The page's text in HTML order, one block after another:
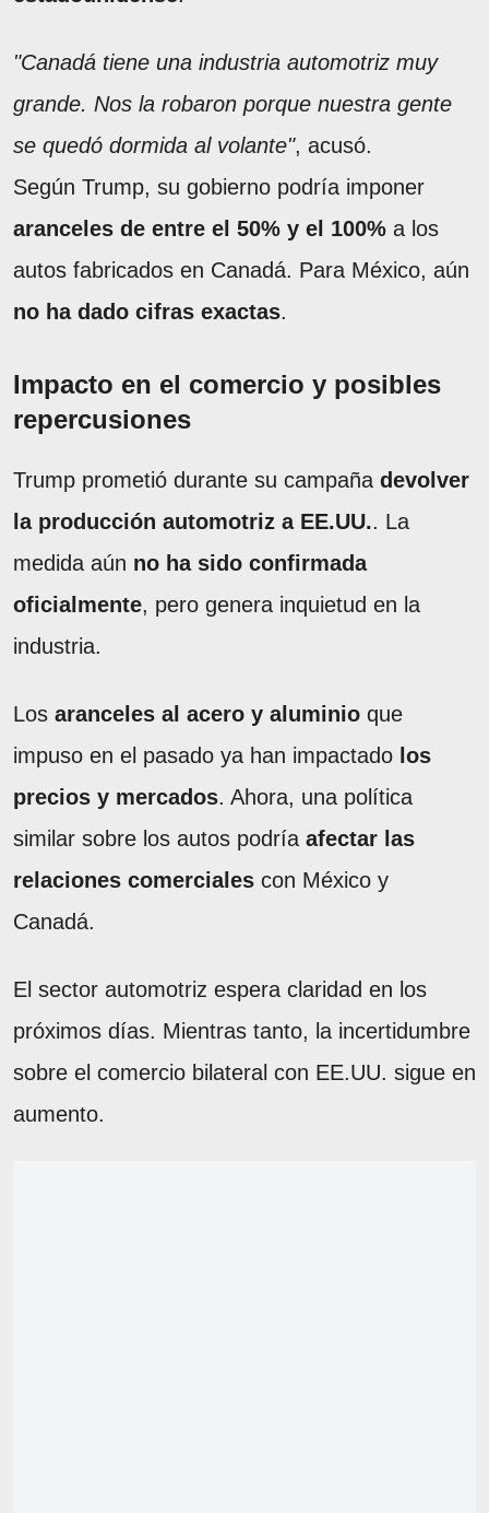
"Canadá tiene una industria automotriz muy
grande. Nos la robaron porque nuestra gente
se quedó dormida al volante", acusó.
Según Trump, su gobierno podría imponer
aranceles de entre el 50% y el 100% a los
autos fabricados en Canadá. Para México, aún
no ha dado cifras exactas.
Impacto en el comercio y posibles
repercusiones
Trump prometió durante su campaña devolver
la producción automotriz a EE.UU.. La
medida aún no ha sido confirmada
oficialmente, pero genera inquietud en la
industria.
Los aranceles al acero y aluminio que
impuso en el pasado ya han impactado los
precios y mercados. Ahora, una política
similar sobre los autos podría afectar las
relaciones comerciales con México y
Canadá.
El sector automotriz espera claridad en los
próximos días. Mientras tanto, la incertidumbre
sobre el comercio bilateral con EE.UU. sigue en
aumento.